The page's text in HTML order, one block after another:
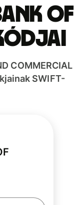
OF
kódjai
COMMERCIAL
SWIFT-